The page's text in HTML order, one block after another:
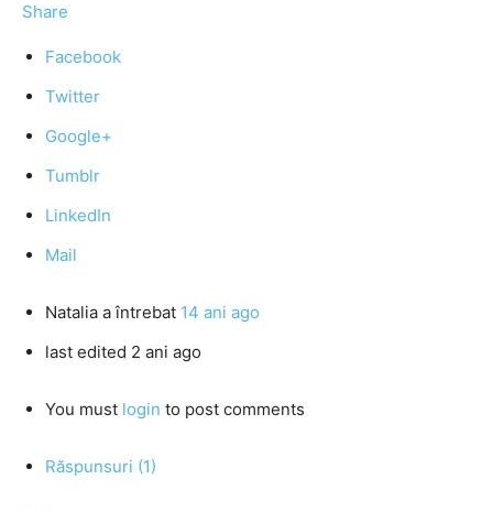
Share
Facebook
Twitter
Google+
Tumblr
LinkedIn
Mail
Natalia a întrebat 14 ani ago
last edited 2 ani ago
You must login to post comments
Răspunsuri (1)